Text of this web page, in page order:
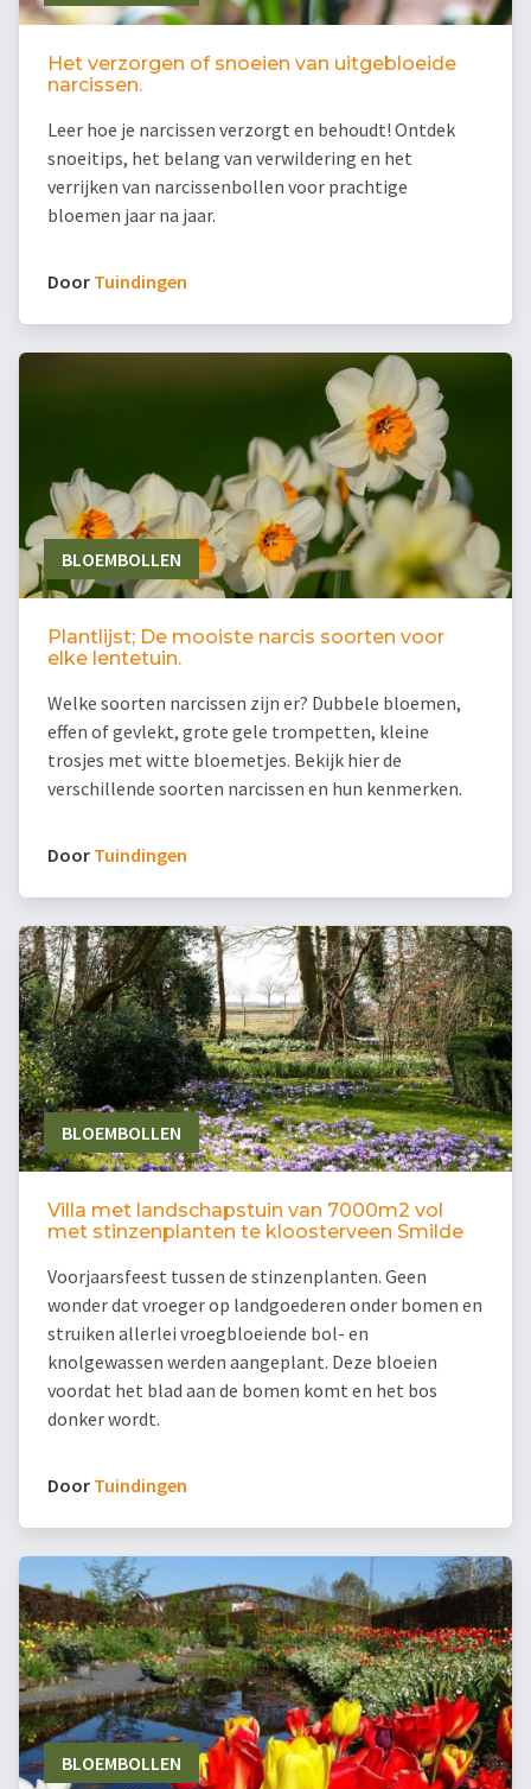
Het verzorgen of snoeien van uitgebloeide
narcissen.
Leer hoe je narcissen verzorgt en behoudt! Ontdek
snoeitips, het belang van verwildering en het
verrijken van narcissenbollen voor prachtige
bloemen jaar na jaar.
Door Tuindingen
BLOEMBOLLEN
Plantlijst; De mooiste narcis soorten voor
elke lentetuin.
Welke soorten narcissen zijn er? Dubbele bloemen,
effen of gevlekt, grote gele trompetten, kleine
trosjes met witte bloemetjes. Bekijk hier de
verschillende soorten narcissen en hun kenmerken.
Door Tuindingen
BLOEMBOLLEN
Villa met landschapstuin van 7000m2 vol
met stinzenplanten te kloosterveen Smilde
Voorjaarsfeest tussen de stinzenplanten. Geen
wonder dat vroeger op landgoederen onder bomen en
struiken allerlei vroegbloeiende bol- en
knolgewassen werden aangeplant. Deze bloeien
voordat het blad aan de bomen komt en het bos
donker wordt.
Door Tuindingen
BLOEMBOLLEN